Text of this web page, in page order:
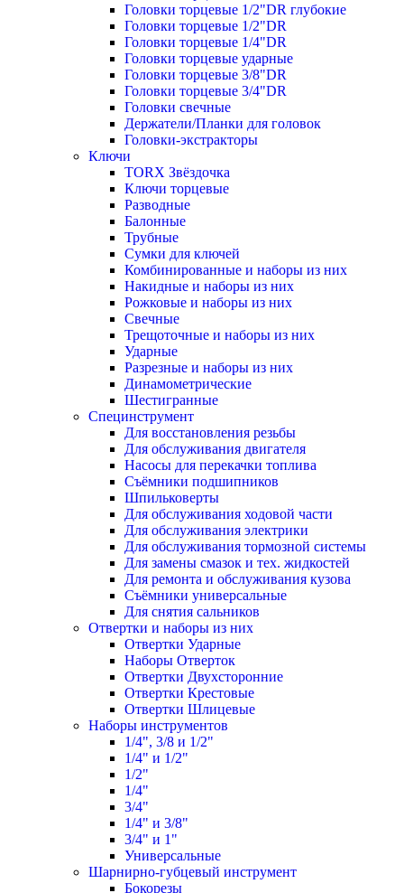
Головки торцевые 1/2"DR глубокие
Головки торцевые 1/2"DR
Головки торцевые 1/4"DR
Головки торцевые ударные
Головки торцевые 3/8"DR
Головки торцевые 3/4"DR
Головки свечные
Держатели/Планки для головок
Головки-экстракторы
Ключи
TORX Звёздочка
Ключи торцевые
Разводные
Балонные
Трубные
Сумки для ключей
Комбинированные и наборы из них
Накидные и наборы из них
Рожковые и наборы из них
Свечные
Трещоточные и наборы из них
Ударные
Разрезные и наборы из них
Динамометрические
Шестигранные
Специнструмент
Для восстановления резьбы
Для обслуживания двигателя
Насосы для перекачки топлива
Съёмники подшипников
Шпильковерты
Для обслуживания ходовой части
Для обслуживания электрики
Для обслуживания тормозной системы
Для замены смазок и тех. жидкостей
Для ремонта и обслуживания кузова
Съёмники универсальные
Для снятия сальников
Отвертки и наборы из них
Отвертки Ударные
Наборы Отверток
Отвертки Двухсторонние
Отвертки Крестовые
Отвертки Шлицевые
Наборы инструментов
1/4", 3/8 и 1/2"
1/4" и 1/2"
1/2"
1/4"
3/4"
1/4" и 3/8"
3/4" и 1"
Универсальные
Шарнирно-губцевый инструмент
Бокорезы